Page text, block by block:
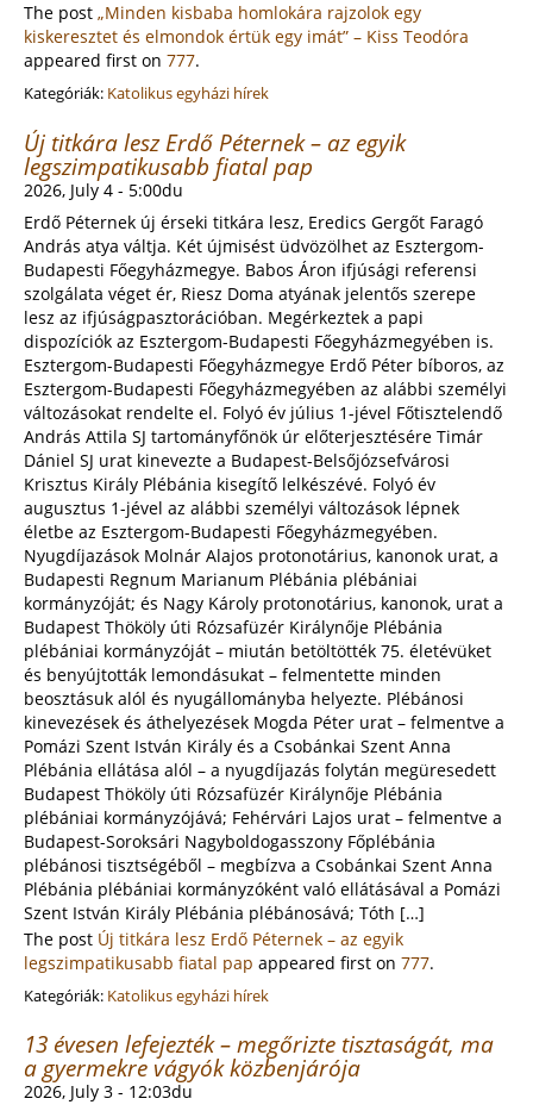
The post „Minden kisbaba homlokára rajzolok egy
kiskeresztet és elmondok értük egy imát” – Kiss Teodóra
appeared first on 777.
Kategóriák: Katolikus egyházi hírek
Új titkára lesz Erdő Péternek – az egyik
legszimpatikusabb fiatal pap
2026, July 4 - 5:00du
Erdő Péternek új érseki titkára lesz, Eredics Gergőt Faragó
András atya váltja. Két újmisést üdvözölhet az Esztergom-
Budapesti Főegyházmegye. Babos Áron ifjúsági referensi
szolgálata véget ér, Riesz Doma atyának jelentős szerepe
lesz az ifjúságpasztorációban. Megérkeztek a papi
dispozíciók az Esztergom-Budapesti Főegyházmegyében is.
Esztergom-Budapesti Főegyházmegye Erdő Péter bíboros, az
Esztergom-Budapesti Főegyházmegyében az alábbi személyi
változásokat rendelte el. Folyó év július 1-jével Főtisztelendő
András Attila SJ tartományfőnök úr előterjesztésére Timár
Dániel SJ urat kinevezte a Budapest-Belsőjózsefvárosi
Krisztus Király Plébánia kisegítő lelkészévé. Folyó év
augusztus 1-jével az alábbi személyi változások lépnek
életbe az Esztergom-Budapesti Főegyházmegyében.
Nyugdíjazások Molnár Alajos protonotárius, kanonok urat, a
Budapesti Regnum Marianum Plébánia plébániai
kormányzóját; és Nagy Károly protonotárius, kanonok, urat a
Budapest Thököly úti Rózsafüzér Királynője Plébánia
plébániai kormányzóját – miután betöltötték 75. életévüket
és benyújtották lemondásukat – felmentette minden
beosztásuk alól és nyugállományba helyezte. Plébánosi
kinevezések és áthelyezések Mogda Péter urat – felmentve a
Pomázi Szent István Király és a Csobánkai Szent Anna
Plébánia ellátása alól – a nyugdíjazás folytán megüresedett
Budapest Thököly úti Rózsafüzér Királynője Plébánia
plébániai kormányzójává; Fehérvári Lajos urat – felmentve a
Budapest-Soroksári Nagyboldogasszony Főplébánia
plébánosi tisztségéből – megbízva a Csobánkai Szent Anna
Plébánia plébániai kormányzóként való ellátásával a Pomázi
Szent István Király Plébánia plébánosává; Tóth […]
The post Új titkára lesz Erdő Péternek – az egyik
legszimpatikusabb fiatal pap appeared first on 777.
Kategóriák: Katolikus egyházi hírek
13 évesen lefejezték – megőrizte tisztaságát, ma
a gyermekre vágyók közbenjárója
2026, July 3 - 12:03du